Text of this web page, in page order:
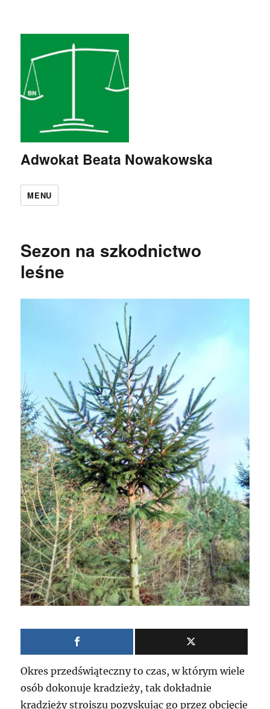
Adwokat Beata Nowakowska
MENU
Sezon na szkodnictwo
leśne
Okres przedświąteczny to czas, w którym wiele
osób dokonuje kradzieży, tak dokładnie
kradzieży stroiszu pozyskując go przez obcięcie